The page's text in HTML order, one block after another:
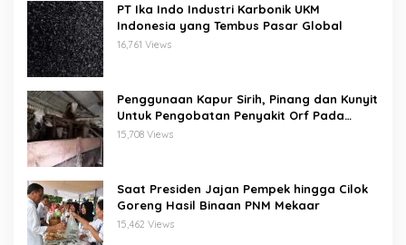
PT Ika Indo Industri Karbonik UKM
Indonesia yang Tembus Pasar Global
16,761 Views
Penggunaan Kapur Sirih, Pinang dan Kunyit
Untuk Pengobatan Penyakit Orf Pada
Domba/Kambing
15,708 Views
Saat Presiden Jajan Pempek hingga Cilok
Goreng Hasil Binaan PNM Mekaar
15,462 Views